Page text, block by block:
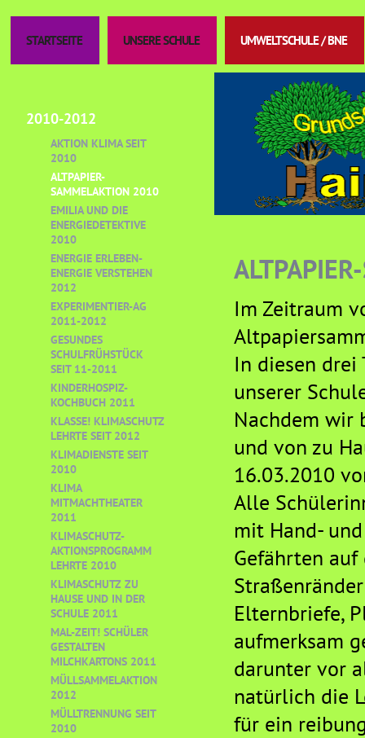
STARTSEITE UNSERE SCHULE UMWELTSCHULE / BNE
2010-2012
AKTION KLIMA SEIT
2010
ALTPAPIER-
SAMMELAKTION 2010
EMILIA UND DIE
ENERGIEDETEKTIVE
2010
ENERGIE ERLEBEN-
ENERGIE VERSTEHEN
2012
EXPERIMENTIER-AG
2011-2012
GESUNDES
SCHULFRÜHSTÜCK
SEIT 11-2011
KINDERHOSPIZ-
KOCHBUCH 2011
KLASSE! KLIMASCHUTZ
LEHRTE SEIT 2012
KLIMADIENSTE SEIT
2010
KLIMA
MITMACHTHEATER
2011
KLIMASCHUTZ-
AKTIONSPROGRAMM
LEHRTE 2010
KLIMASCHUTZ ZU
HAUSE UND IN DER
SCHULE 2011
MAL-ZEIT! SCHÜLER
GESTALTEN
MILCHKARTONS 2011
MÜLLSAMMELAKTION
2012
MÜLLTRENNUNG SEIT
2010
Im Zeitraum
In diesen
unserer
Nachdem wir
und von zu
16.03.2010
Alle
mit Hand-
Gefährten
Elternbriefe,
aufmerksam
darunter vor
natürlich die
für ein